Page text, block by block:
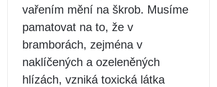
vařením mění na škrob. Musíme
pamatovat na to, že v
bramborách, zejména v
naklíčených a ozeleněných
hlízách, vzniká toxická látka